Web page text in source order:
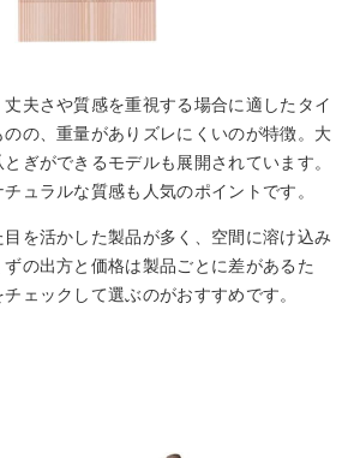
夫さや質感を重視する場合に適したタイ
の、重量がありズレにくいのが特徴。大
ぎができるモデルも展開されています。
ュラルな質感も人気のポイントです。
を活かした製品が多く、空間に溶け込み
の出方と価格は製品ごとに差があるた
ェックして選ぶのがおすすめです。